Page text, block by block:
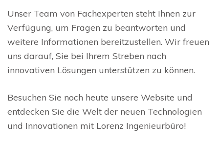
Unser Team von Fachexperten steht Ihnen zur
Verfügung, um Fragen zu beantworten und
weitere Informationen bereitzustellen. Wir freuen
uns darauf, Sie bei Ihrem Streben nach
innovativen Lösungen unterstützen zu können.
Besuchen Sie noch heute unsere Website und
entdecken Sie die Welt der neuen Technologien
und Innovationen mit Lorenz Ingenieurbüro!